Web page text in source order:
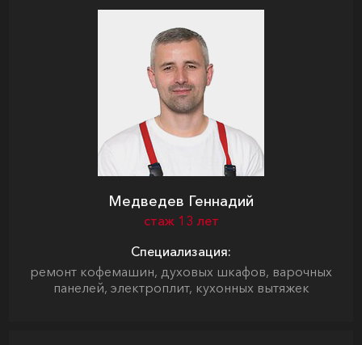
Медведев Геннадий
стаж 13 лет
Специализация:
ремонт кофемашин, духовых шкафов, варочных
панелей, электроплит, кухонных вытяжек